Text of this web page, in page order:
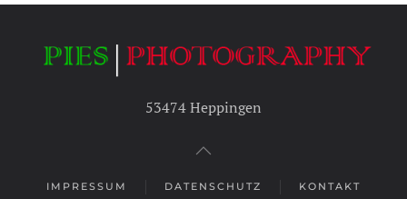
53474 Heppingen
IMPRESSUM DATENSCHUTZ KONTAKT